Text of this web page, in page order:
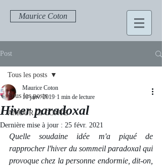
Maurice Coton
Post
Tous les posts
AMOUR CI CONTE
Tous les posts
Hiver paradoxal
Maurice Coton
10 janv. 2019 1 min de lecture
Dernière mise à jour : 25 févr. 2021
Quelle soudaine idée m'a piqué de
rapprocher l'hiver du sommeil paradoxal qui
provoque chez la personne endormie, dit-on,